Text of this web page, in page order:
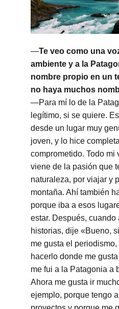
—Te veo como una
ambiente y a la
nombre propio en un
no haya muchos
—Para mí lo de la
legítimo, si se quiere.
desde un lugar muy
joven, y lo hice
comprometido. Todo mi
viene de la pasión que
naturaleza, por viajar y
montaña. Ahí también
porque iba a esos
estar. Después,
historias, dije «Bueno,
me gusta el
hacerlo donde me
me fui a la Patagonia a
Ahora me gusta ir
ejemplo, porque tengo